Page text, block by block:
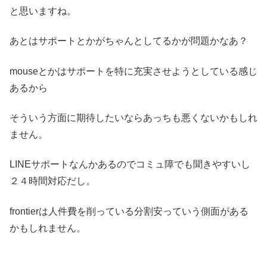
と思いますね。
あとはサポートとかがちゃんとしてるかが問題かなあ？
mouseとかはサポートを特に充実させようとしている感じ
あるから
そういう方面に期待したいならあっちも悪くないかもしれ
ません。
LINEサポートなんかあるのでコミュ障でも聞きやすいし
２４時間対応だし。
frontierは人件費を削っている分割安っていう側面がある
かもしれません。